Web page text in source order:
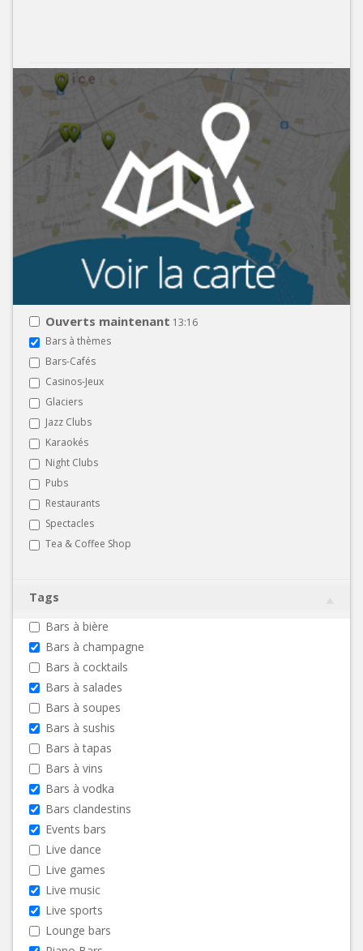
Ouverts maintenant 13:16
Bars à thèmes
Bars-Cafés
Casinos-Jeux
Glaciers
Jazz Clubs
Karaokés
Night Clubs
Pubs
Restaurants
Spectacles
Tea & Coffee Shop
Tags
Bars à bière
Bars à champagne
Bars à cocktails
Bars à salades
Bars à soupes
Bars à sushis
Bars à tapas
Bars à vins
Bars à vodka
Bars clandestins
Events bars
Live dance
Live games
Live music
Live sports
Lounge bars